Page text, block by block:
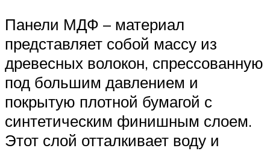
Панели МДФ – материал
представляет собой массу из
древесных волокон, спрессованную
под большим давлением и
покрытую плотной бумагой с
синтетическим финишным слоем.
Этот слой отталкивает воду и